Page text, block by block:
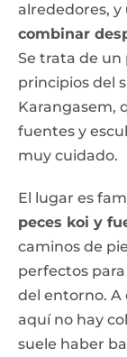
alrededores, y
combinar
Se trata de un
principios del
Karangasem,
fuentes y
muy cuidado.
El lugar es
peces koi y
caminos de
perfectos
del entorno. A
aquí no hay
suele haber